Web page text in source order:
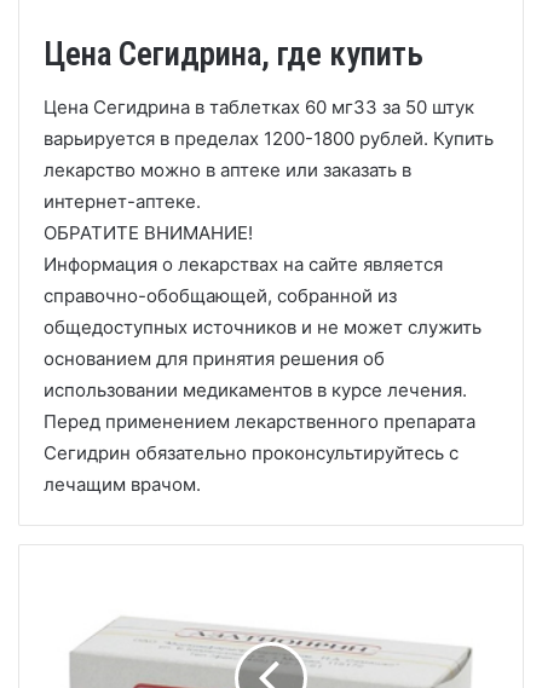
Цена Сегидрина, где купить
Цена Сегидрина в таблетках 60 мг33 за 50 штук
варьируется в пределах 1200-1800 рублей. Купить
лекарство можно в аптеке или заказать в
интернет-аптеке.
ОБРАТИТЕ ВНИМАНИЕ!
Информация о лекарствах на сайте является
справочно-обобщающей, собранной из
общедоступных источников и не может служить
основанием для принятия решения об
использовании медикаментов в курсе лечения.
Перед применением лекарственного препарата
Сегидрин обязательно проконсультируйтесь с
лечащим врачом.